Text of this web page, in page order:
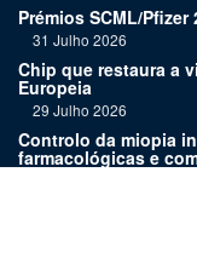
Prémios SCML/
31 Julho 2026
Chip que restaura a
Europeia
29 Julho 2026
Controlo da miopia
farmacológicas e